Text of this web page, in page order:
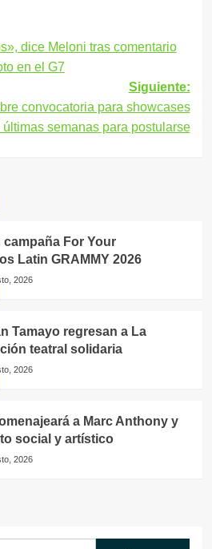
dice Meloni tras comentario
en el G7
Siguiente:
convocatoria para showcases
últimas semanas para postularse
For Your
Latin GRAMMY 2026
2026
Tamayo regresan a La
teatral solidaria
2026
a Marc Anthony y
social y artístico
2026